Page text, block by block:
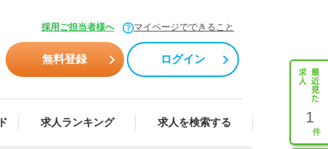
採用ご担当者様へ マイページでできること
無料登録 ログイン
求人ランキング 求人を検索する 1